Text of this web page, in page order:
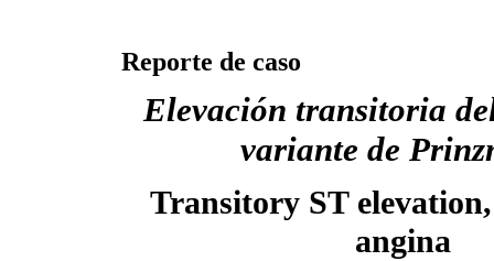
Reporte de caso
Elevación transitoria
variante de
Transitory ST
angina